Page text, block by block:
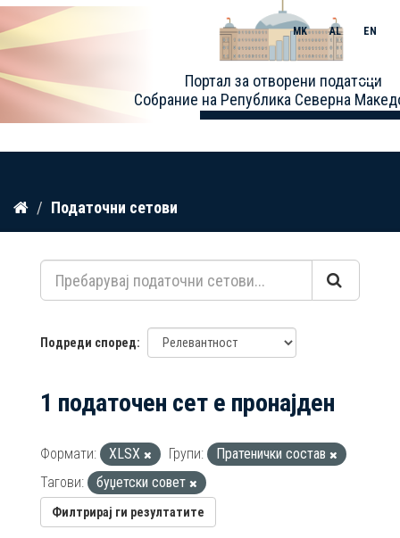
Прескокнете
содржина
Портал за отворени податоци
Собрание на Република Северна
MK AL EN
Toggle
Податочни сетови
Подреди според
1 податочен сет е пронајден
Формати: XLSX Групи:
Пратенички состав
Тагови:
буџетски совет
Филтрирај ги резултатите